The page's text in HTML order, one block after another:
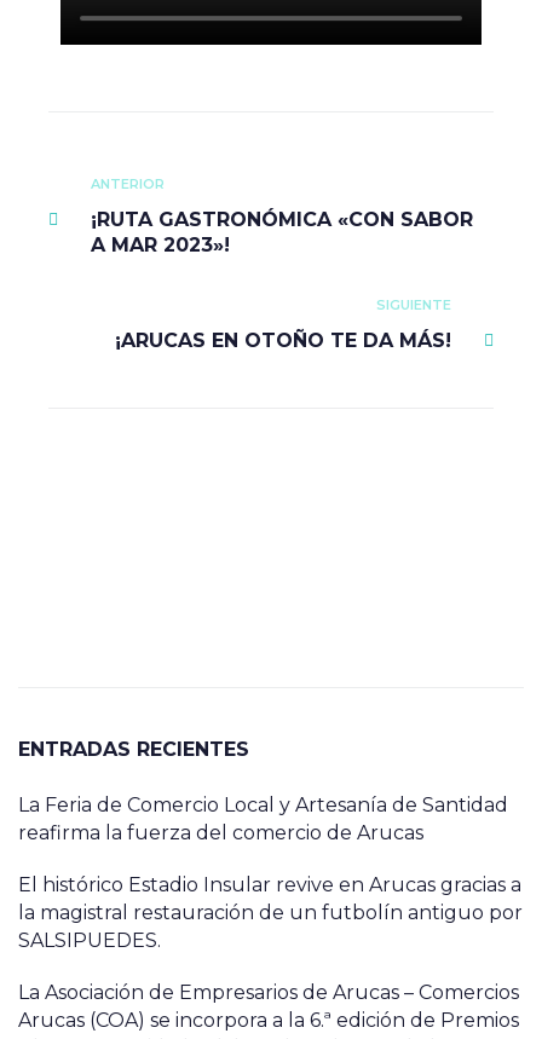
ANTERIOR
¡RUTA GASTRONÓMICA «CON SABOR
A MAR 2023»!
SIGUIENTE
¡ARUCAS EN OTOÑO TE DA MÁS!
ENTRADAS RECIENTES
La Feria de Comercio Local y Artesanía de Santidad
reafirma la fuerza del comercio de Arucas
El histórico Estadio Insular revive en Arucas gracias a
la magistral restauración de un futbolín antiguo por
SALSIPUEDES.
La Asociación de Empresarios de Arucas – Comercios
Arucas (COA) se incorpora a la 6.ª edición de Premios